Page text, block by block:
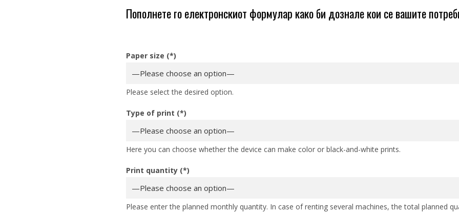
Пополнете го електронскиот формулар како би дознале кои се вашите
Paper size (*)
Please select the desired option.
Type of print (*)
Here you can choose whether the device can make color or black-and-white prints.
Print quantity (*)
Please enter the planned monthly quantity. In case of renting several machines, the total planned